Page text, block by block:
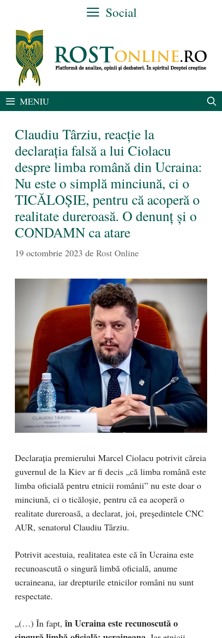
conținut
Social
MENIU
Claudiu Târziu, reacție la
declarația falsă a lui Ciolacu
despre limba română din Ucraina:
Nu este o simplă minciună, ci o
TICĂLOȘIE, pentru că acoperă o
realitate dureroasă. O denunț și o
CONDAMN ca atare
19 octombrie 2023 de Rost Online
Declarația premierului Marcel Ciolacu potrivit căreia
guvernul de la Kiev ar fi decis „că limba română este
limba oficială pentru etnicii românii” nu este doar o
minciună, ci o ticăloșie, pentru că ea acoperă o
realitate dureroasă, a declarat, joi, președintele CNC
AUR, senatorul Claudiu Târziu.
Potrivit acestuia, realitatea este că în Ucraina este
recunoascută o singură limbă oficială, anume
ucraineana, iar drepturile etnicilor români nu sunt
respectate.
„(…) În fapt,în Ucraina este recunoscută o